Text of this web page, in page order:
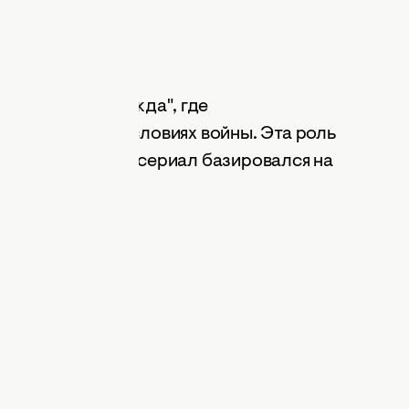
"Я — Надежда", где
помощи в условиях войны. Эта роль
ведь сериал базировался на